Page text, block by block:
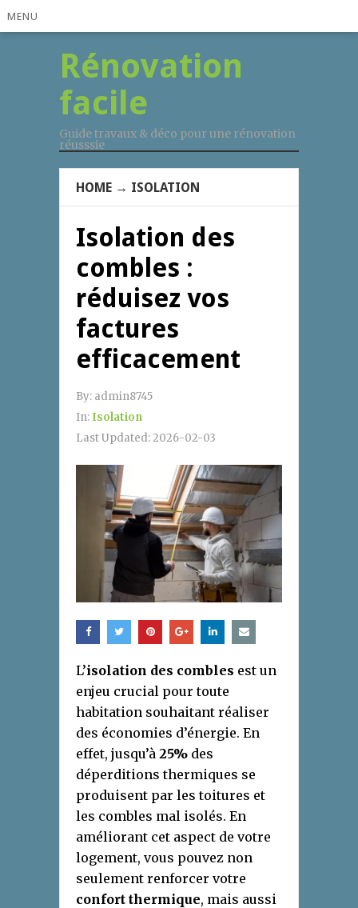
MENU
Rénovation
facile
Guide travaux & déco pour une rénovation
réusssie
HOME → ISOLATION
Isolation des
combles :
réduisez vos
factures
efficacement
By: admin8745
In: Isolation
Last Updated:2026-02-03
L’isolation des combles est un
enjeu crucial pour toute
habitation souhaitant réaliser
des économies d’énergie. En
effet, jusqu’à 25% des
déperditions thermiques se
produisent par les toitures et
les combles mal isolés. En
améliorant cet aspect de votre
logement, vous pouvez non
seulement renforcer votre
confort thermique, mais aussi